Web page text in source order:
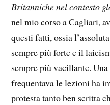
Britanniche nel contesto
nel mio corso a Cagliari,
questi fatti, ossia
sempre più forte e il
sempre più vacillante. Una
frequentava le lezioni ha
protesta tanto ben scritta